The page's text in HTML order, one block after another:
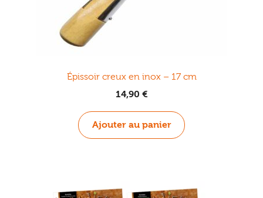
Épissoir creux en inox – 17 cm
14,90 €
Ajouter au panier